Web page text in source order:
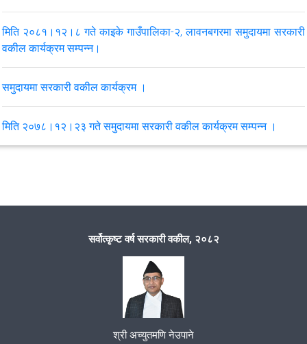
मिति २०८१।१२।८ गते काइके गाउँपालिका-२, लावनबगरमा समुदायमा सरकारी
वकील कार्यक्रम सम्पन्न।
समुदायमा सरकारी वकील कार्यक्रम ।
मिति २०७८।१२।२३ गते समुदायमा सरकारी वकील कार्यक्रम सम्पन्न ।
मिति २०७८ साल फाल्गुन महिनाको १२ गते कार्यालय प्रमुख सहायक जिल्ला
मिति २०७८।०९।१८ गते समन्वय समिति समितिको बैठक सम्पन्न ।
सर्वोत्कृष्ट वर्ष सरकारी वकील, २०८२
श्री अच्युतमणि नेउपाने